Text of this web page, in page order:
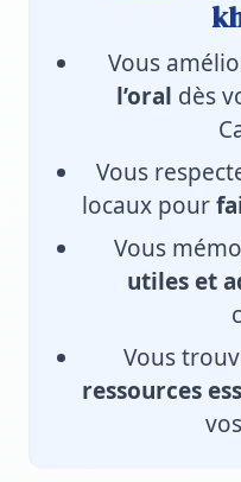
Vous
l’oral dès
Vous
locaux pour
Vous
utiles et
Vous
ressources